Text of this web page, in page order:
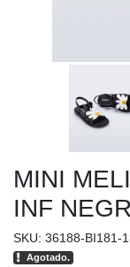
MINI
INF
SKU: 36188-BI181-
Agotado.